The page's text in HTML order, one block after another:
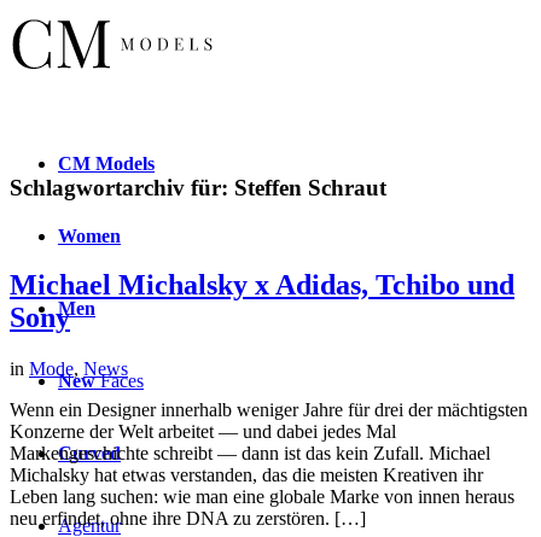
CM Models
Women
Men
NewFaces
Curved
Agentur
Schlagwortarchiv für: Steffen Schraut
Michael Michalsky x Adidas, Tchibo und
Sony
in Mode, News
Wenn ein Designer innerhalb weniger Jahre für drei der mächtigsten
Konzerne der Welt arbeitet — und dabei jedes Mal
Markengeschichte schreibt — dann ist das kein Zufall. Michael
Michalsky hat etwas verstanden, das die meisten Kreativen ihr
Leben lang suchen: wie man eine globale Marke von innen heraus
neu erfindet, ohne ihre DNA zu zerstören. […]